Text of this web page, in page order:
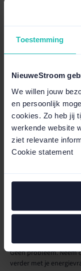
Toestemming
NieuweStroom
We willen jouw
en persoonlijk
cookies. Zo heb jij
werkende website
ziet relevante
Cookie statement
Daarom tonen we de
wat je betaalt voor
welke kosten door
welke vergoeding
Hierdoor weet je
Meer inzicht in
InMijnNieuweStroom
facturen bekijken.
Toch nog hulp
Geen probleem. Neem
verder met je